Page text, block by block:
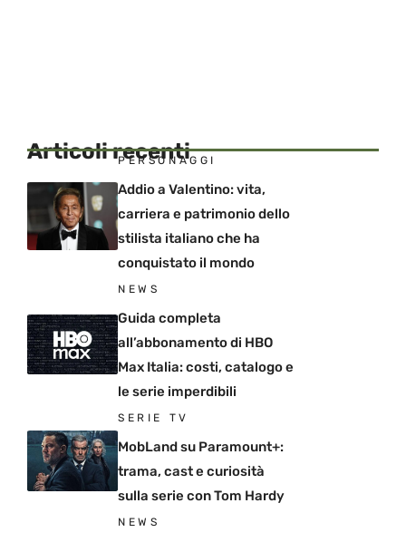
Articoli recenti
PERSONAGGI
Addio a Valentino: vita,
carriera e patrimonio dello
stilista italiano che ha
conquistato il mondo
NEWS
Guida completa
all’abbonamento di HBO
Max Italia: costi, catalogo e
le serie imperdibili
SERIE TV
MobLand su Paramount+:
trama, cast e curiosità
sulla serie con Tom Hardy
NEWS